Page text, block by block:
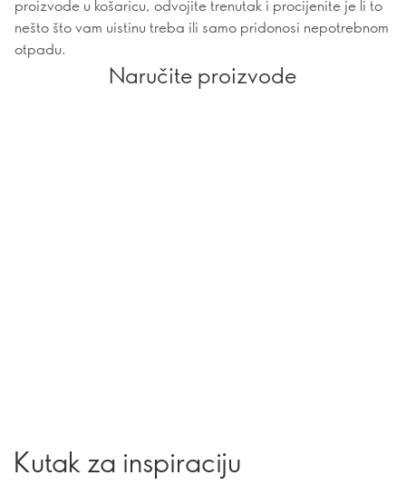
proizvode u košaricu, odvojite trenutak i procijenite je li to
nešto što vam uistinu treba ili samo pridonosi nepotrebnom
otpadu.
Naručite proizvode
Kutak za inspiraciju